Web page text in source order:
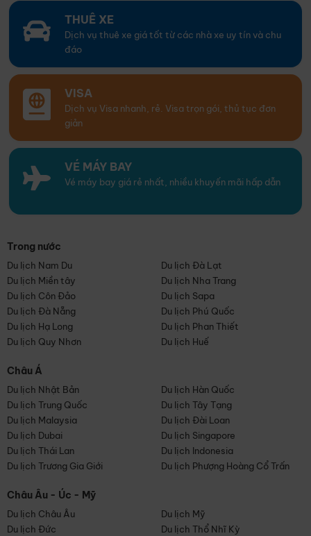
THUÊ XE
Dịch vụ thuê xe giá tốt từ các nhà xe uy tín và chu
đáo
VISA
Dịch vụ Visa nhanh, rẻ. Visa trọn gói, thủ tục đơn
giản
VÉ MÁY BAY
Vé máy bay giá rẻ nhất, nhiều khuyến mãi hấp dẫn
Trong nước
Du lịch Nam Du
Du lịch Đà Lạt
Du lịch Miền tây
Du lịch Nha Trang
Du lịch Côn Đảo
Du lịch Sapa
Du lịch Đà Nẵng
Du lịch Phú Quốc
Du lịch Hạ Long
Du lịch Phan Thiết
Du lịch Quy Nhơn
Du lịch Huế
Châu Á
Du lịch Nhật Bản
Du lịch Hàn Quốc
Du lịch Trung Quốc
Du lịch Tây Tạng
Du lịch Malaysia
Du lịch Đài Loan
Du lịch Dubai
Du lịch Singapore
Du lịch Thái Lan
Du lịch Indonesia
Du lịch Trương Gia Giới
Du lịch Phượng Hoàng Cổ Trấn
Châu Âu - Úc - Mỹ
Du lịch Châu Âu
Du lịch Mỹ
Du lịch Đức
Du lịch Thổ Nhĩ Kỳ